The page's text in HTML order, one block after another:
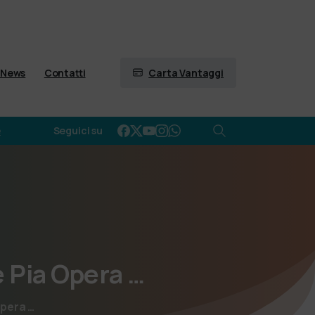
News Contatti Carta Vantaggi
Seguici su
PiaOpera …
…